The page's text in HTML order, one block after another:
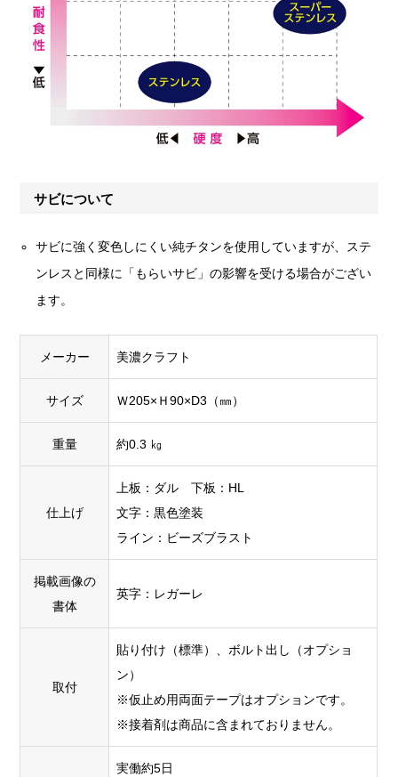
サビについて
サビに強く変色しにくい純チタンを使用していますが、ステ
ンレスと同様に「もらいサビ」の影響を受ける場合がござい
ます。
メーカー 美濃クラフト
サイズ Ｗ205×Ｈ90×D3（㎜）
重量 約0.3 ㎏
仕上げ
上板：ダル 下板：HL
文字：黒色塗装
ライン：ビーズブラスト
掲載画像の
書体
英字：レガーレ
取付
貼り付け（標準）、ボルト出し（オプショ
ン）
※仮止め用両面テープはオプションです。
※接着剤は商品に含まれておりません。
実働約5日